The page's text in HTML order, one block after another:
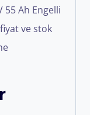
Ah Engelli
ve stok